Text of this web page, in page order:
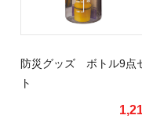
防災グッズ ボトル9点
ト